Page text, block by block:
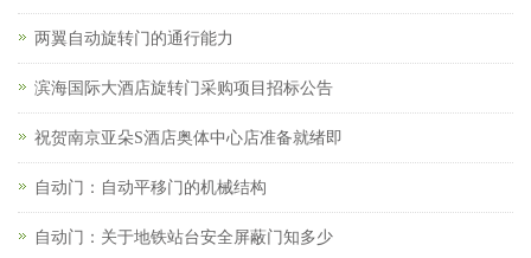
两翼自动旋转门的通行能力
滨海国际大酒店旋转门采购项目招标公告
祝贺南京亚朵S酒店奥体中心店准备就绪即
自动门：自动平移门的机械结构
自动门：关于地铁站台安全屏蔽门知多少